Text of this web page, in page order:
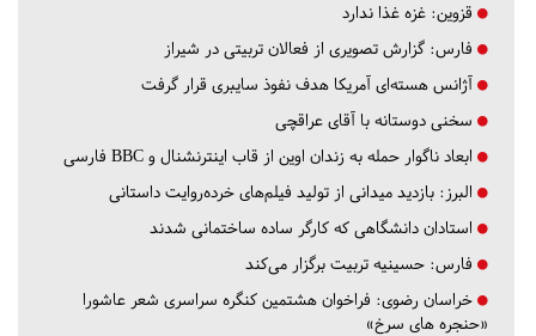
قزوین: غزه غذا ندارد
فارس: گزارش تصویری از فعالان تربیتی در شیراز
آژانس هسته‌ای آمریکا هدف نفوذ سایبری قرار گرفت
سخنی دوستانه با آقای عراقچی
ابعاد ناگوار حمله به زندان اوین از قاب اینترنشنال و BBC فارسی
البرز: بازدید میدانی از تولید فیلم‌های خرده‌روایت داستانی
استادان دانشگاهی که کارگر ساده ساختمانی شدند
فارس: حسینیه تربیت برگزار می‌کند
خراسان رضوی: فراخوان هشتمین کنگره سراسری شعر عاشورا
«حنجره های سرخ»